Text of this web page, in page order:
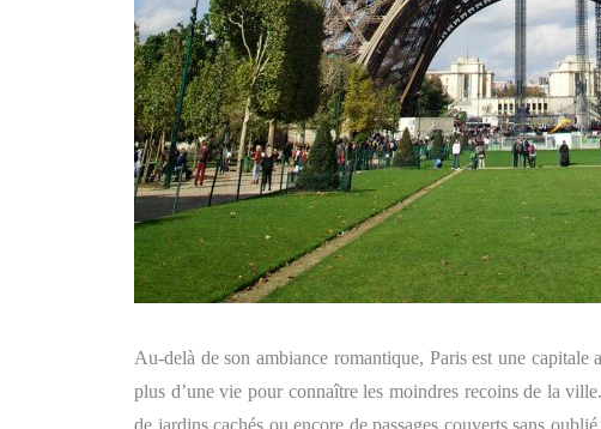
Au-delà de son ambiance romantique, Paris est une
plus d’une vie pour connaître les moindres recoins de la
de jardins cachés ou encore de passages couverts sans